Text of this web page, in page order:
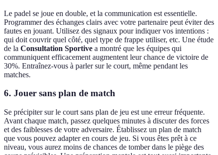
Le padel se joue en double, et la communication est essentielle.
Programmer des échanges clairs avec votre partenaire peut éviter des
fautes en jouant. Utilisez des signaux pour indiquer vos intentions :
qui doit couvrir quel côté, quel type de frappe utiliser, etc. Une étude
de la Consultation Sportive a montré que les équipes qui
communiquent efficacement augmentent leur chance de victoire de
30%. Entraînez-vous à parler sur le court, même pendant les
matches.
6. Jouer sans plan de match
Se précipiter sur le court sans plan de jeu est une erreur fréquente.
Avant chaque match, passez quelques minutes à discuter des forces
et des faiblesses de votre adversaire. Établissez un plan de match
que vous pouvez adapter en cours de jeu. Si vous êtes prêt à ce
niveau, vous aurez moins de chances de tomber dans le piège des